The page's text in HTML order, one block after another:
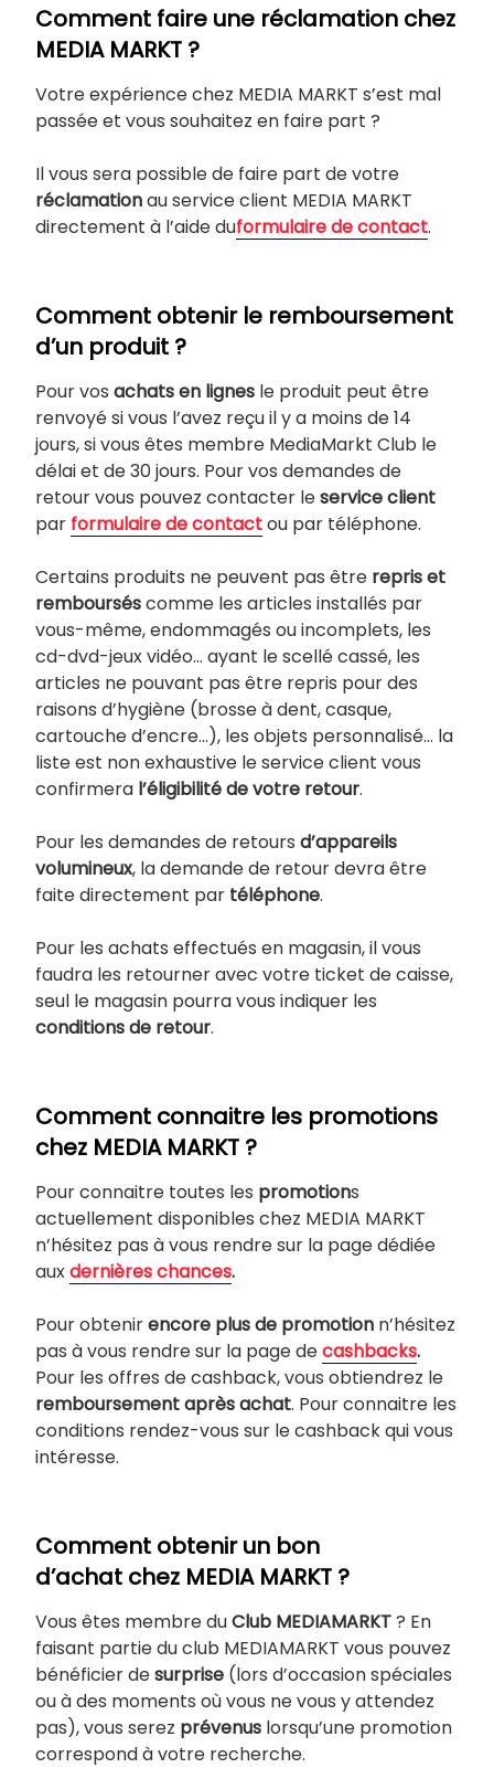
Comment faire une réclamation chez
MEDIA MARKT ?
Votre expérience chez MEDIA MARKT s’est mal
passée et vous souhaitez en faire part ?
Il vous sera possible de faire part de votre
réclamationau service client MEDIA MARKT
directement à l’aide duformulaire de contact.
Comment obtenir le remboursement
d’un produit ?
Pour vos achats en lignes le produit peut être
renvoyé si vous l’avez reçu il y a moins de 14
jours, si vous êtes membre MediaMarkt Club le
délai et de 30 jours. Pour vos demandes de
retour vous pouvez contacter leservice client
par formulaire de contactou par téléphone.
Certains produits ne peuvent pas être repris et
rembourséscomme les articles installés par
vous-même, endommagés ou incomplets, les
cd-dvd-jeux vidéo… ayant le scellé cassé, les
articles ne pouvant pas être repris pour des
raisons d’hygiène (brosse à dent, casque,
cartouche d’encre…), les objets personnalisé… la
liste est non exhaustive le service client vous
confirmera l’éligibilité de votre retour.
Pour les demandes de retours d’appareils
volumineux, la demande de retour devra être
faite directement par téléphone.
Pour les achats effectués en magasin, il vous
faudra les retourner avec votre ticket de caisse,
seul le magasin pourra vous indiquer les
conditions de retour.
Comment connaitre les promotions
chez MEDIA MARKT ?
Pour connaitre toutes les promotions
actuellement disponibles chez MEDIA MARKT
n’hésitez pas à vous rendre sur la page dédiée
auxdernières chances.
Pour obtenirencore plus de promotion n’hésitez
pas à vous rendre sur la page decashbacks.
Pour les offres de cashback, vous obtiendrez le
remboursement après achat. Pour connaitre les
conditions rendez-vous sur le cashback qui vous
intéresse.
Comment obtenir un bon
d’achat chez MEDIA MARKT ?
Vous êtes membre duClub MEDIAMARKT? En
faisant partie du club MEDIAMARKT vous pouvez
bénéficier desurprise (lors d’occasion spéciales
ou à des moments où vous ne vous y attendez
pas), vous serez prévenus lorsqu’une promotion
correspond à votre recherche.